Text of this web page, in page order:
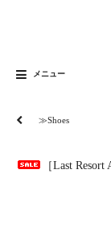
メニュー
≫Shoes
［Last